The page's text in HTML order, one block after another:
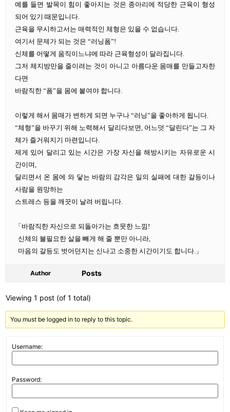
예를 들면 발목이 힘이 좋아지는 것은 종아리에 적당한 근육이 형성
되어 있기 때문입니다.
근육을 무시하고서는 매력적인 체형은 있을 수 없습니다.
여기서 문제가 되는 것은 “러닝폼”!
신체를 어떻게 움직이느냐에 따라 근육형성이 달라집니다.
그저 체지방만을 줄이려는 것이 아니고 아름다운 몸매를 만들고자한
다면
바람직한 “폼”을 몸에 붙여야 합니다.
이렇게 해서 몸매가 변하게 되면 누구나 “러닝”을 좋아하게 됩니다.
“체형”을 바꾸기 위해 노력해서 달리다보면, 어느덧 “달린다”는 그 자
체가 즐거워지기 마련입니다.
제게 있어 달리고 있는 시간은 가장 자신을 해방시키는 자유로운 시
간이며,
달리면서 온 몸에 와 닿는 바람의 감각은 일의 실패에 대한 갈등이나
사람을 원망하는
스트레스 등을 깨끗이 날려 버립니다.
「바람직한 자신으로 되돌아가는 흐뭇한 느낌!
신체의 불필요한 살을 빼게 해 줄 뿐만 아니라,
마음의 갈등도 벗어던지는 신나고 소중한 시간이기도 합니다.」
Author Posts
Viewing 1 post (of 1 total)
You must be logged in to reply to this topic.
Username:
Password: